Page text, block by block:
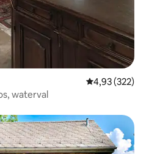
Gemiddelde
4,93 (322)
waterval